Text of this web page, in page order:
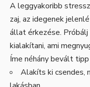
A leggyakoribb
zaj, az idegenek
állat érkezése.
kialakítani, ami
Íme néhány bevált
Alakíts ki csendes,